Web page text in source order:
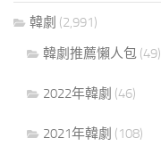
韓劇 (2,991)
韓劇推薦懶人包 (49)
2022年韓劇 (46)
2021年韓劇 (108)